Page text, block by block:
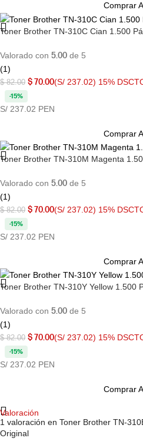
Comprar
Toner Brother TN-310C Cian 1.500
Valorado con 5.00 de 5
(1)
$82.00 $70.00(S/ 237.02) 15%
-15%
S/ 237.02 PEN
Comprar
Toner Brother TN-310M Magenta
Valorado con 5.00 de 5
(1)
$82.00 $70.00(S/ 237.02) 15%
-15%
S/ 237.02 PEN
Comprar
Toner Brother TN-310Y Yellow 1.500
Valorado con 5.00 de 5
(1)
$82.00 $70.00(S/ 237.02) 15%
-15%
S/ 237.02 PEN
Comprar
Valoración
1 valoración en Toner Brother TN-
Original